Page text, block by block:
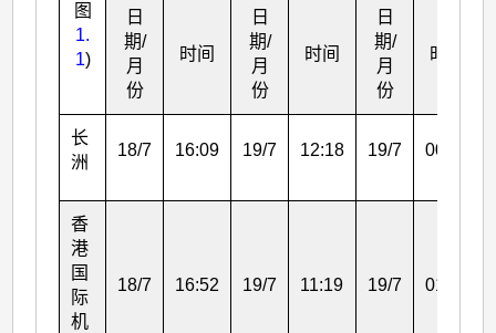
图
1.
1)
日
期/
月
份
时间
日
期/
月
份
时间
日
期/
月
份
时间
长
洲
18/7 16:09 19/7 12:18 19/7 00:30
香
港
国
际
机
18/7 16:52 19/7 11:19 19/7 01:26